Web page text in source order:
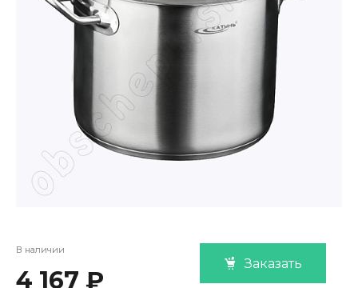
В наличии
4 167 ₽
Заказать